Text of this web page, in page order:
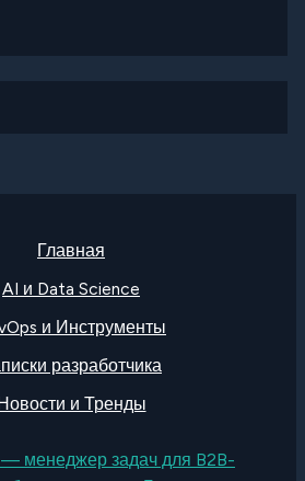
Главная
AI и Data Science
и Инструменты
разработчика
и Тренды
менеджер задач для B2B-